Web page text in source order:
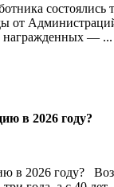
от
награжденных — ...
в 2026 году?
2026 году?